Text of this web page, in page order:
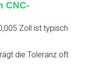
CNC-
Zoll ist typisch
die Toleranz oft